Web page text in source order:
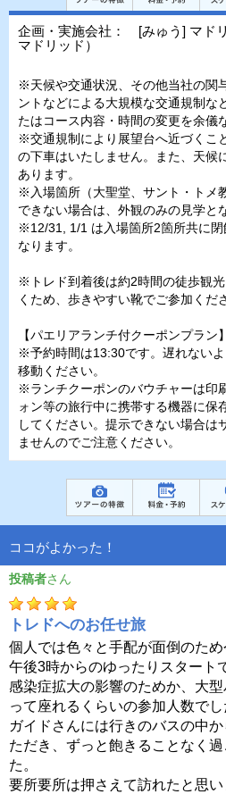
企画・実施会社： [みゅう] マド
マドリッド）
※天候や交通状況、その他当社の関
ントなどによる大規模な交通規制な
たはコース内容・時間の変更を余儀
※交通規制により展望台へ近づくこ
の下車はいたしません。また、天候
あります。
※入場箇所（大聖堂、サント・トメ
できない場合は、外観のみの見学と
※12/31, 1/1 は入場箇所2箇所共に閉
なります。
※トレド到着後は約2時間の徒歩観
くため、歩きやすい靴でご参加くだ
【パエリアランチ付クーポンプラン
※予約時間は13:30です。遅れない
移動ください。
※ランチクーポンのバウチャーは印
ォン等の旅行中に携帯する機器に保
してください。提示できない場合は
ませんのでご注意ください。
ココがよかった！
投稿者
トレドへのお任せ旅
個人では色々と手配が面倒のため
午後3時からのゆったりスタート
感染症拡大の影響のためか、大
って座れるくらいの参加人数でし
ガイドさんには行きのバスの中
ただき、ずっと飽きることなく
た。
要所要所は押さえて訪れたと思